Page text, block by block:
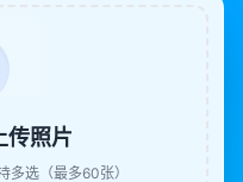
传照片
多选（最多60张）